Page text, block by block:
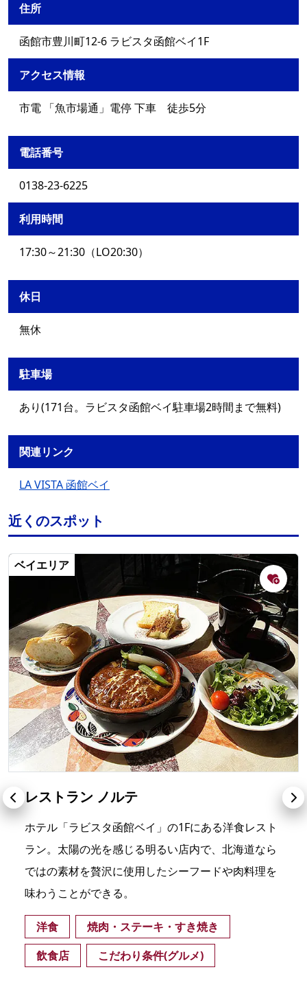
住所
函館市豊川町12-6 ラビスタ函館ベイ1F
アクセス情報
市電 「魚市場通」電停 下車 徒歩5分
電話番号
0138-23-6225
利用時間
17:30～21:30（LO20:30）
休日
無休
駐車場
あり(171台。ラビスタ函館ベイ駐車場2時間まで無料)
関連リンク
LA VISTA 函館ベイ
近くのスポット
ベイエリア
レストラン ノルテ
ホテル「ラビスタ函館ベイ」の1Fにある洋食レスト
ラン。太陽の光を感じる明るい店内で、北海道なら
ではの素材を贅沢に使用したシーフードや肉料理を
味わうことができる。
洋食
焼肉・ステーキ・すき焼き
飲食店
こだわり条件(グルメ)